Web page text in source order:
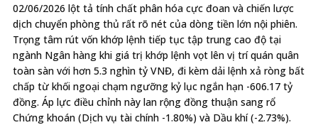
02/06/2026 lột tả tính chất phân hóa cực đoan và chiến lược
dịch chuyển phòng thủ rất rõ nét của dòng tiền lớn nội phiên.
Trọng tâm rút vốn khớp lệnh tiếp tục tập trung cao độ tại
ngành Ngân hàng khi giá trị khớp lệnh vọt lên vị trí quán quân
toàn sàn với hơn 5.3 nghìn tỷ VNĐ, đi kèm dải lệnh xả ròng bất
chấp từ khối ngoại chạm ngưỡng kỷ lục ngắn hạn -606.17 tỷ
đồng. Áp lực điều chỉnh này lan rộng đồng thuận sang rổ
Chứng khoán (Dịch vụ tài chính -1.80%) và Dầu khí (-2.73%).